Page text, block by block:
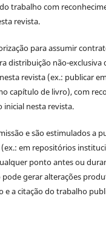
trabalho com
revista.
para assumir
distribuição não-exclusiva
revista (ex.: publicar
capítulo de livro), com
inicial nesta revista.
e são estimulados a
em repositórios
ponto antes ou
pode gerar alterações
e a citação do trabalho